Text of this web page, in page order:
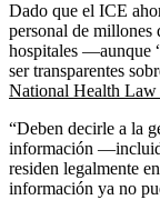
Dado que el ICE
personal de millones
hospitales —aunque
ser transparentes
National Health Law
“Deben decirle a la
información
residen legalmente
información ya no